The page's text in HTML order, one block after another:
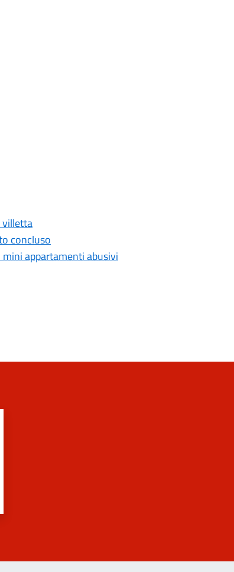
villetta
concluso
appartamenti abusivi